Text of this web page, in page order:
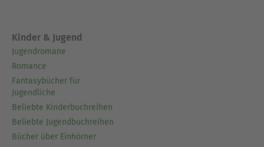
Kinder & Jugend
Jugendromane
Romance
Fantasybücher für
Jugendliche
Beliebte Kinderbuchreihen
Beliebte Jugendbuchreihen
Bücher über Einhörner